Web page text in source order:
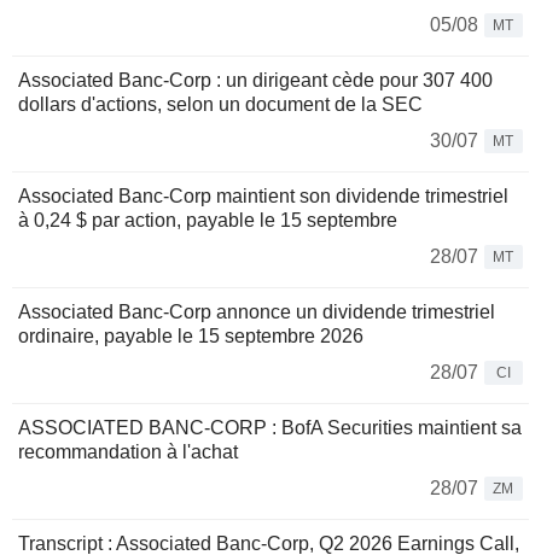
05/08
MT
Associated Banc-Corp : un dirigeant cède pour 307 400
dollars d'actions, selon un document de la SEC
30/07
MT
Associated Banc-Corp maintient son dividende trimestriel
à 0,24 $ par action, payable le 15 septembre
28/07
MT
Associated Banc-Corp annonce un dividende trimestriel
ordinaire, payable le 15 septembre 2026
28/07
CI
ASSOCIATED BANC-CORP : BofA Securities maintient sa
recommandation à l'achat
28/07
ZM
Transcript : Associated Banc-Corp, Q2 2026 Earnings Call,